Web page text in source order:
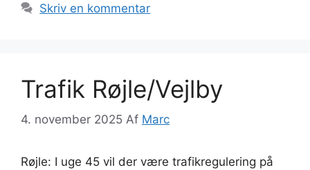
Skriv en kommentar
Trafik Røjle/Vejlby
4. november 2025 Af Marc
Røjle: I uge 45 vil der være trafikregulering på